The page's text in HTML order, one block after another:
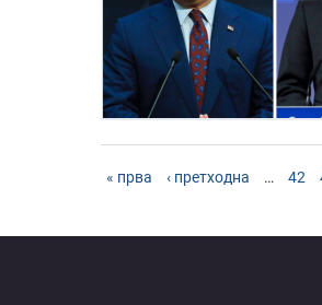
« прва ‹ претходна … 42